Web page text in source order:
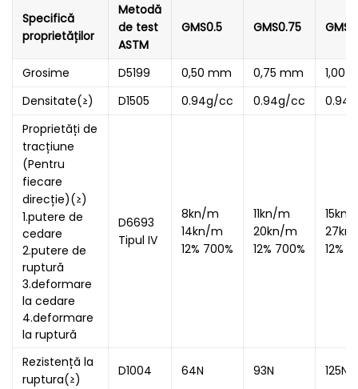
Specifică
proprietăților
Metodă
de test
ASTM
GMS0.5 GMS0.75
Grosime D5199 0,50 mm 0,75 mm
1,00
Densitate(≥)
D1505 0.94g/cc 0.94g/cc
Proprietăți de
tracțiune
(Pentru
fiecare
direcție)(≥)
1.putere de
cedare
2.putere de
ruptură
3.deformare
la cedare
4.deformare
la ruptură
D6693
Tipul IV
8kn/m
14kn/m
12% 700%
11kn/m
20kn/m
12% 700%
15kn/
12%
Rezistență la
ruptura(≥)
D1004 64N 93N 125N